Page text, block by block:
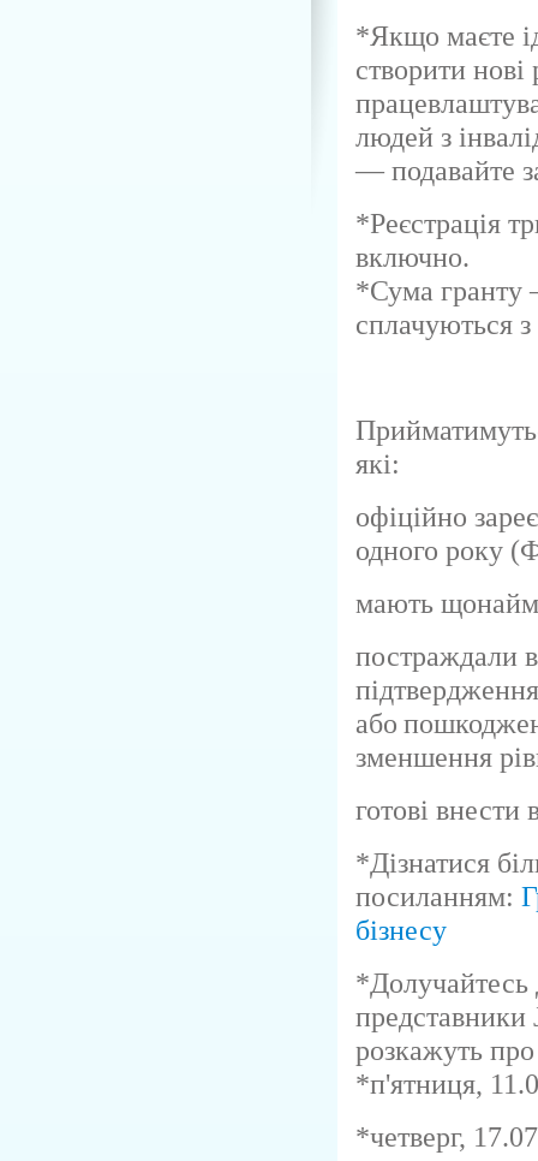
*Якщо маєте
створити нові
людей з
— подавайте
*Реєстрація
включно.
*Сума гранту
сплачуються з
які:
офіційно
одного
мають
постраждали
або
зменшення
готові внести
*Дізнатися
посиланням:
бізнесу
*Долучайтесь
розкажуть
*п'ятниця,
*четверг,